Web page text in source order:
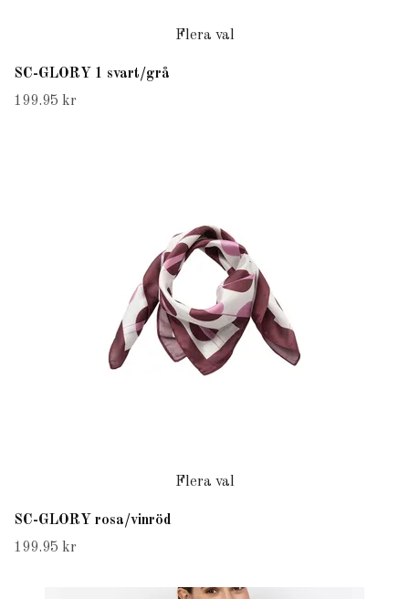
Flera val
SC-GLORY 1 svart/grå
199.95 kr
Flera val
SC-GLORY rosa/vinröd
199.95 kr